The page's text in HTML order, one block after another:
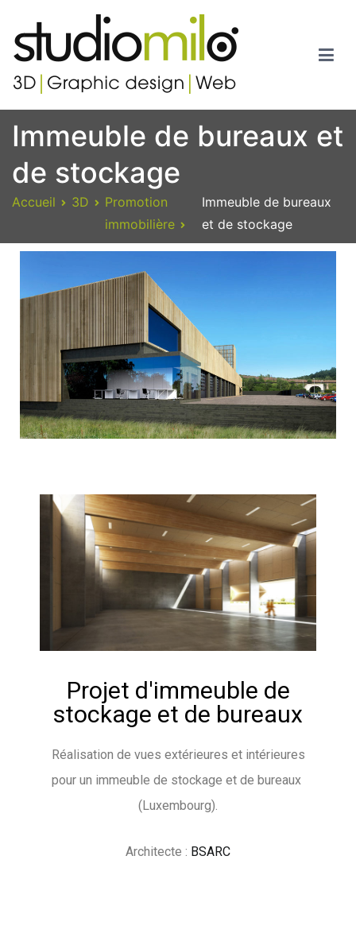
Studiomilo
Votre spécialiste en 3D, Images de synthèse, Graphic design et
Web
Immeuble de bureaux et
de stockage
Accueil 3D
Promotion
immobilière
Immeuble de bureaux
et de stockage
Projet d'immeuble de
stockage et de bureaux
Réalisation de vues extérieures et intérieures
pour un immeuble de stockage et de bureaux
(Luxembourg).
Architecte : BSARC